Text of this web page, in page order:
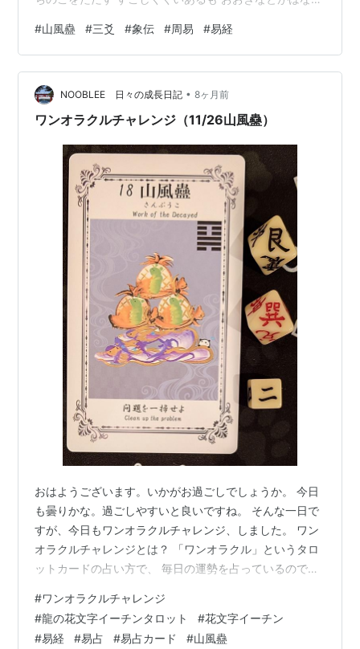
ちちのこをただす ついにとがなきなり。 「山風蠱 三
爻」は「陽位」に「陽」で位正しくても「中」を過ぎて
います、それを少し悔い有るも最終的には咎無し、と言
っています。 これは、「父」を「無意識的な本当にやり
たいこと」「能動的欲求」と取れば、今すぐ行かなくて
#山風蠱 #三爻 #象伝 #周易 #易経
NOOBLEE 日々の成長日記 • 8ヶ月前
ワンオラクルチャレンジ（11/26山風蠱）
おはようございます。いかがお過ごしでしょうか。 今日
も曇りかな。過ごしやすいと良いですね。 そんな一日で
すが、今日もワンオラクルチャレンジ、しました。 ワン
オラクルチャレンジとは？ 「ワンオラクル」というタロ
ットカードの占い方で、 毎日の運勢を占っているので
タロットカード（易占カード）「龍の花文字I-
ChingTarot」で毎朝占ってます。 下の写真が本日実際に
占ったカードです。 本日は山風蠱（さんぷうこ）二爻で
#ワンオラクルチャレンジ
#龍の花文字イーチンタロット #花文字イーチン
#易経 #易占 #易占カード #山風蠱